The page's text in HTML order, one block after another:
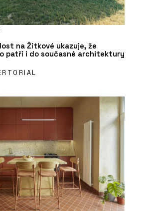
na Žítkové ukazuje, že
patří i do současné architektury